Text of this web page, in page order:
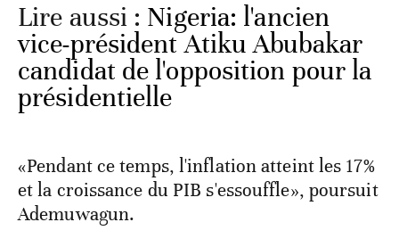
Lire aussi : Nigeria: l'ancien
vice-président Atiku Abubakar
candidat de l'opposition pour la
présidentielle
«Pendant ce temps, l'inflation atteint les 17%
et la croissance du PIB s'essouffle», poursuit
Ademuwagun.